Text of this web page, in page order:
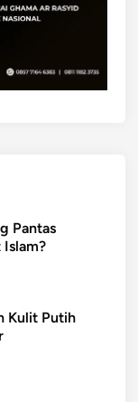
Pantas
Kulit Putih